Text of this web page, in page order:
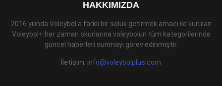
HAKKIMIZDA
2016 yılında Voleybol a farklı bir soluk getirmek amacı ile kurulan
Voleybol+ her zaman okurlarına voleybolun tüm kategorilerinde
güncel haberleri sunmayı görev edinmiştir.
İletişim: info@voleybolplus.com